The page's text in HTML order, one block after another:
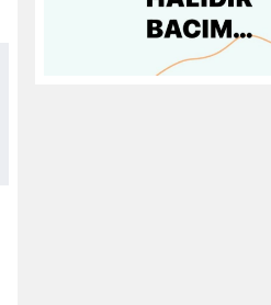
Kasımpaşa